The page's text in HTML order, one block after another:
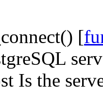
[
Is the